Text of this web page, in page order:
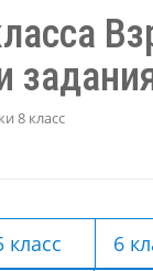
8 класс
класс 6